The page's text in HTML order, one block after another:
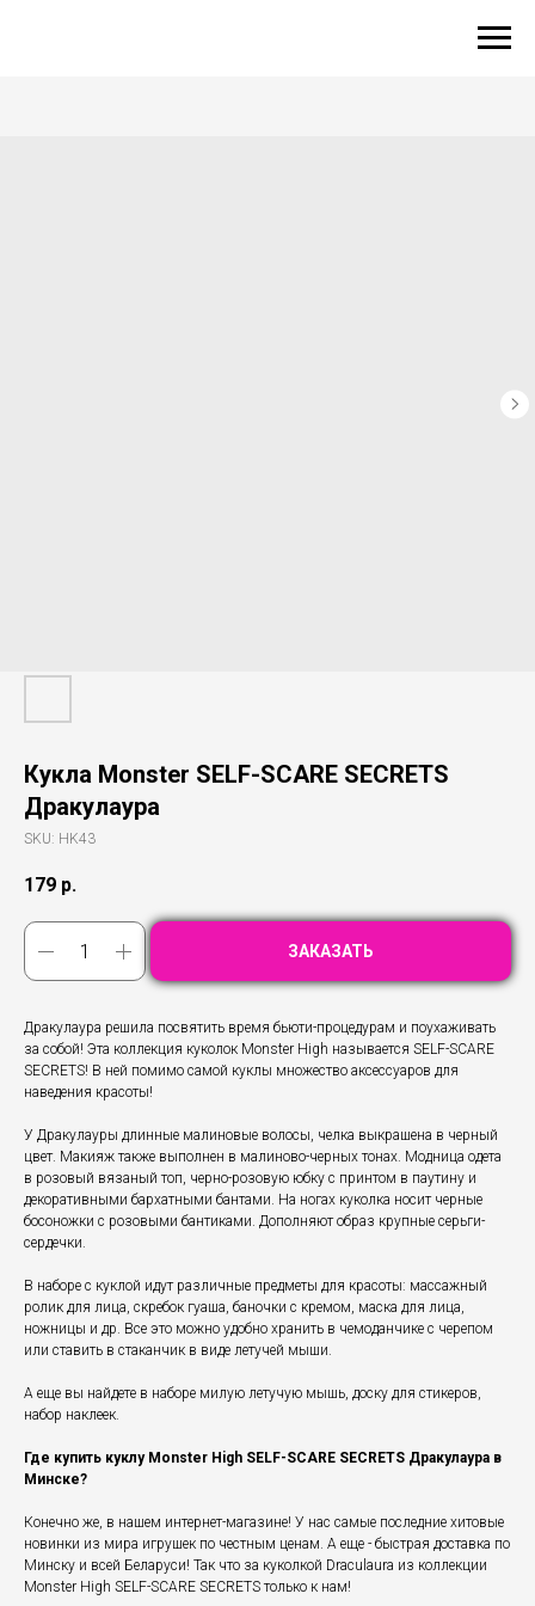
Кукла Monster SELF-SCARE SECRETS
Дракулаура
SKU: HK43
179 р.
ЗАКАЗАТЬ
Дракулаура решила посвятить время бьюти-процедурам и поухаживать
за собой! Эта коллекция куколок Monster High называется SELF-SCARE
SECRETS! В ней помимо самой куклы множество аксессуаров для
наведения красоты!
У Дракулауры длинные малиновые волосы, челка выкрашена в черный
цвет. Макияж также выполнен в малиново-черных тонах. Модница одета
в розовый вязаный топ, черно-розовую юбку с принтом в паутину и
декоративными бархатными бантами. На ногах куколка носит черные
босоножки с розовыми бантиками. Дополняют образ крупные серьги-
сердечки.
В наборе с куклой идут различные предметы для красоты: массажный
ролик для лица, скребок гуаша, баночки с кремом, маска для лица,
ножницы и др. Все это можно удобно хранить в чемоданчике с черепом
или ставить в стаканчик в виде летучей мыши.
А еще вы найдете в наборе милую летучую мышь, доску для стикеров,
набор наклеек.
Где купить куклу Monster High SELF-SCARE SECRETS Дракулаура в
Минске?
Конечно же, в нашем интернет-магазине! У нас самые последние хитовые
новинки из мира игрушек по честным ценам. А еще - быстрая доставка по
Минску и всей Беларуси! Так что за куколкой Draculaura из коллекции
Monster High SELF-SCARE SECRETS только к нам!